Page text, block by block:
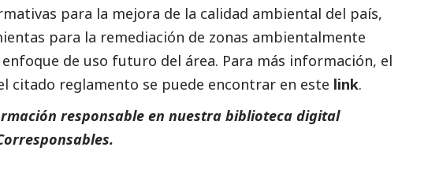
para la mejora de la calidad ambiental del país,
para la remediación de zonas ambientalmente
de uso futuro del área. Para más información, el
citado reglamento se puede encontrar en este link.
responsable en nuestra biblioteca digital